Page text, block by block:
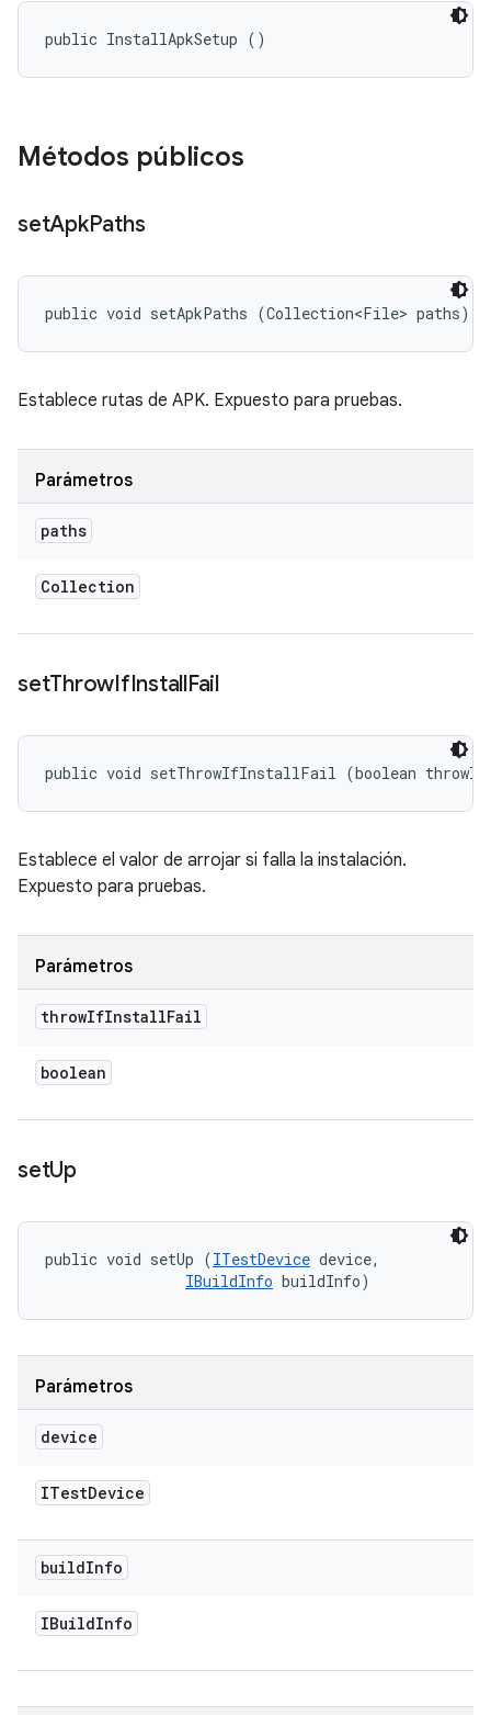
public InstallApkSetup ()
Métodos públicos
setApkPaths
public void setApkPaths (Collection<File> paths)
Establece rutas de APK. Expuesto para pruebas.
Parámetros
paths
Collection
setThrowIfInstallFail
public void setThrowIfInstallFail (boolean
Establece el valor de arrojar si falla la instalación.
Expuesto para pruebas.
Parámetros
throwIfInstallFail
boolean
setUp
public void setUp (ITestDevice device,
IBuildInfo buildInfo)
Parámetros
device
ITestDevice
buildInfo
IBuildInfo